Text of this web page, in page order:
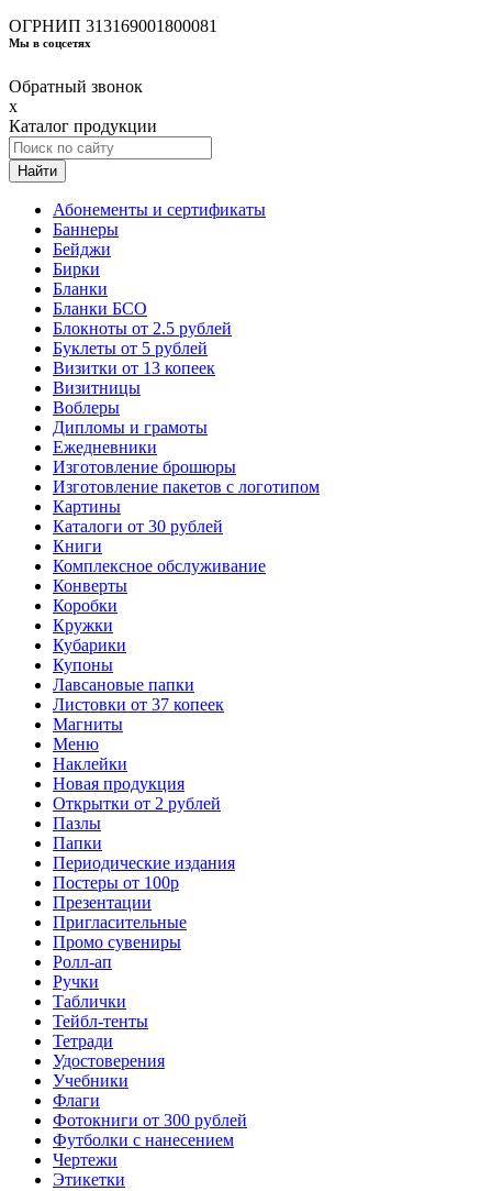
ОГРНИП 313169001800081
Мы в соцсетях
Обратный звонок
x
Каталог продукции
Найти
Абонементы и сертификаты
Баннеры
Бейджи
Бирки
Бланки
Бланки БСО
Блокноты от 2.5 рублей
Буклеты от 5 рублей
Визитки от 13 копеек
Визитницы
Воблеры
Дипломы и грамоты
Ежедневники
Изготовление брошюры
Изготовление пакетов с логотипом
Картины
Каталоги от 30 рублей
Книги
Комплексное обслуживание
Конверты
Коробки
Кружки
Кубарики
Купоны
Лавсановые папки
Листовки от 37 копеек
Магниты
Меню
Наклейки
Новая продукция
Открытки от 2 рублей
Пазлы
Папки
Периодические издания
Постеры от 100р
Презентации
Пригласительные
Промо сувениры
Ролл-ап
Ручки
Таблички
Тейбл-тенты
Тетради
Удостоверения
Учебники
Флаги
Фотокниги от 300 рублей
Футболки с нанесением
Чертежи
Этикетки